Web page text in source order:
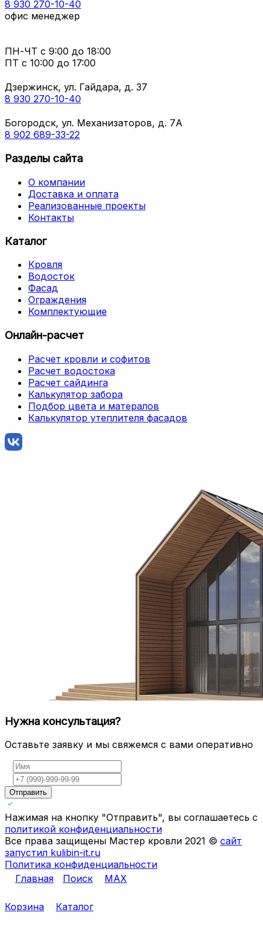
8 930 270-10-40
офис менеджер
ПН-ЧТ с 9:00 до 18:00
ПТ с 10:00 до 17:00
Дзержинск, ул. Гайдара, д. 37
8 930 270-10-40
Богородск, ул. Механизаторов, д. 7А
8 902 689-33-22
Разделы сайта
О компании
Доставка и оплата
Реализованные проекты
Контакты
Каталог
Кровля
Водосток
Фасад
Ограждения
Комплектующие
Онлайн-расчет
Расчет кровли и софитов
Расчет водостока
Расчет сайдинга
Калькулятор забора
Подбор цвета и матералов
Калькулятор утеплителя фасадов
Нужна консультация?
Оставьте заявку и мы свяжемся с вами оперативно
Отправить
Нажимая на кнопку "Отправить", вы соглашаетесь с
политикой конфиденциальности
Все права защищены Мастер кровли 2021 © сайт
запустил kulibin-it.ru
Политика конфиденциальности
Главная
Поиск MAX
Корзина Каталог